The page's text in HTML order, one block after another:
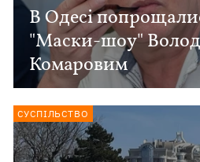
В Одесі
"Маски-шоу"
Комаровим
СУСПІЛЬСТВО